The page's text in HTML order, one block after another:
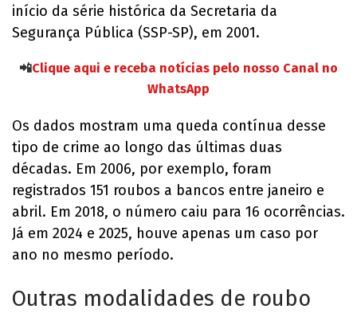
início da série histórica da Secretaria da
Segurança Pública (SSP-SP), em 2001.
📲Clique aqui e receba notícias pelo nosso Canal no
WhatsApp
Os dados mostram uma queda contínua desse
tipo de crime ao longo das últimas duas
décadas. Em 2006, por exemplo, foram
registrados 151 roubos a bancos entre janeiro e
abril. Em 2018, o número caiu para 16 ocorrências.
Já em 2024 e 2025, houve apenas um caso por
ano no mesmo período.
Outras modalidades de roubo